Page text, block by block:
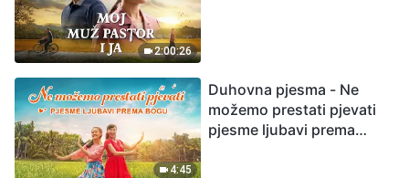
2:00:26
4:45
Duhovna pjesma - Ne
možemo prestati pjevati
pjesme ljubavi prema